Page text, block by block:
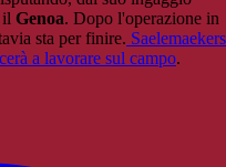
il Genoa. Dopo l'operazione in
sta per finire. Saelemaekers
a lavorare sul campo.